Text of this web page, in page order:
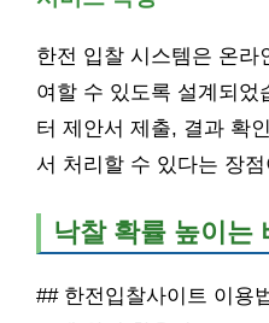
한전 입찰 시스템은 온라
여할 수 있도록 설계되었
터 제안서 제출, 결과 확
서 처리할 수 있다는 장
낙찰 확률 높이는
## 한전입찰사이트 이용